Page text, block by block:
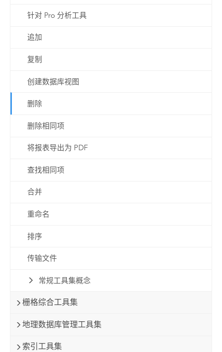
针对 Pro 分析工具
追加
复制
创建数据库视图
删除
删除相同项
将报表导出为 PDF
查找相同项
合并
重命名
排序
传输文件
常规工具集概念
栅格综合工具集
地理数据库管理工具集
索引工具集